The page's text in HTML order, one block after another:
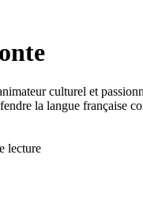
culturel et
la langue française
lecture